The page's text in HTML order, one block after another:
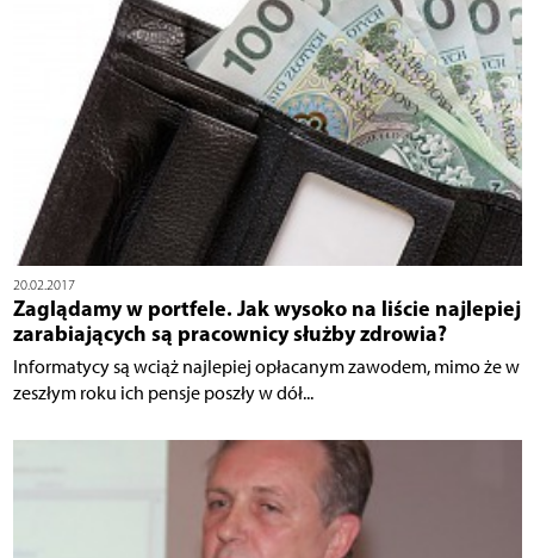
20.02.2017
Zaglądamy w portfele. Jak wysoko na liście najlepiej
zarabiających są pracownicy służby zdrowia?
Informatycy są wciąż najlepiej opłacanym zawodem, mimo że w
zeszłym roku ich pensje poszły w dół...